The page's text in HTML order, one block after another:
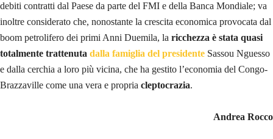
debiti contratti dal Paese da parte del FMI e della Banca Mondiale; va
inoltre considerato che, nonostante la crescita economica provocata dal
boom petrolifero dei primi Anni Duemila, la ricchezza è stata quasi
totalmente trattenuta dalla famiglia del presidente Sassou Nguesso
e dalla cerchia a loro più vicina, che ha gestito l’economia del Congo-
Brazzaville come una vera e propria cleptocrazia.
Andrea Rocco